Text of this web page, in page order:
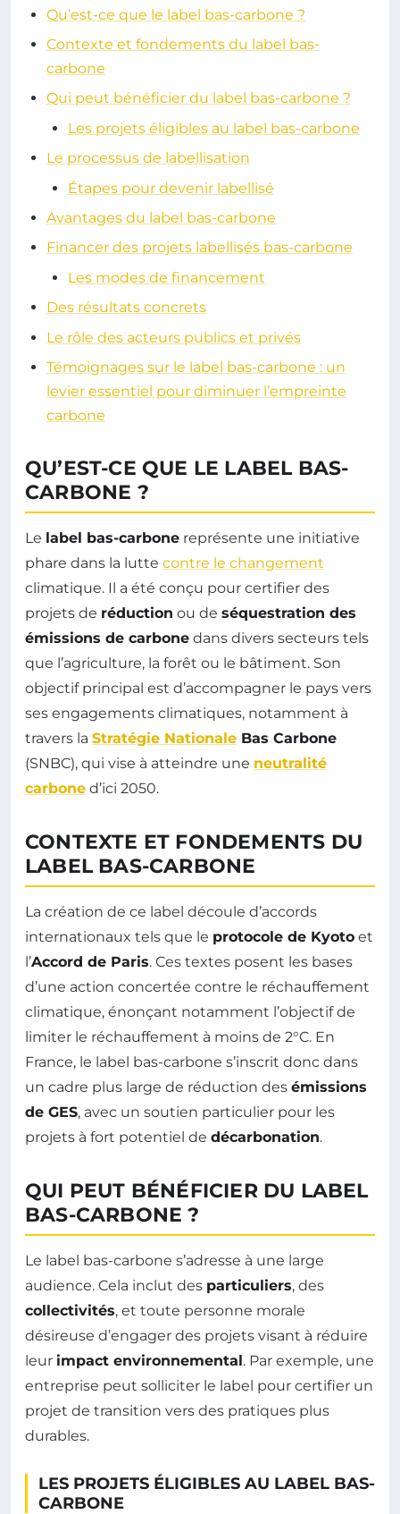
Qu’est-ce que le label bas-carbone ?
Contexte et fondements du label bas-
carbone
Qui peut bénéficier du label bas-carbone ?
Les projets éligibles au label bas-carbone
Le processus de labellisation
Étapes pour devenir labellisé
Avantages du label bas-carbone
Financer des projets labellisés bas-carbone
Les modes de financement
Des résultats concrets
Le rôle des acteurs publics et privés
Témoignages sur le label bas-carbone : un
levier essentiel pour diminuer l’empreinte
carbone
QU’EST-CE QUE LE LABEL BAS-
CARBONE ?
Le label bas-carbone représente une initiative
phare dans la lutte contre le changement
climatique. Il a été conçu pour certifier des
projets de réduction ou de séquestration des
émissions de carbone dans divers secteurs tels
que l’agriculture, la forêt ou le bâtiment. Son
objectif principal est d’accompagner le pays vers
ses engagements climatiques, notamment à
travers la Stratégie Nationale Bas Carbone
(SNBC), qui vise à atteindre une neutralité
carbone d’ici 2050.
CONTEXTE ET FONDEMENTS DU
LABEL BAS-CARBONE
La création de ce label découle d’accords
internationaux tels que le protocole de Kyoto et
l’Accord de Paris. Ces textes posent les bases
d’une action concertée contre le réchauffement
climatique, énonçant notamment l’objectif de
limiter le réchauffement à moins de 2°C. En
France, le label bas-carbone s’inscrit donc dans
un cadre plus large de réduction des émissions
de GES, avec un soutien particulier pour les
projets à fort potentiel de décarbonation.
QUI PEUT BÉNÉFICIER DU LABEL
BAS-CARBONE ?
Le label bas-carbone s’adresse à une large
audience. Cela inclut des particuliers, des
collectivités, et toute personne morale
désireuse d’engager des projets visant à réduire
leur impact environnemental. Par exemple, une
entreprise peut solliciter le label pour certifier un
projet de transition vers des pratiques plus
durables.
LES PROJETS ÉLIGIBLES AU LABEL BAS-
CARBONE